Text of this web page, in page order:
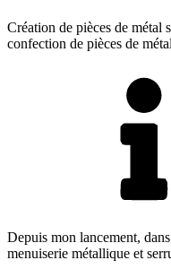
Création de pièces de métal
confection de pièces de
Depuis mon lancement,
menuiserie métallique et